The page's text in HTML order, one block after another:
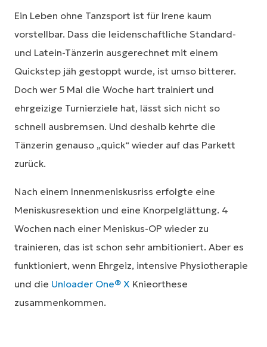
Ein Leben ohne Tanzsport ist für Irene kaum
vorstellbar. Dass die leidenschaftliche Standard-
und Latein-Tänzerin ausgerechnet mit einem
Quickstep jäh gestoppt wurde, ist umso bitterer.
Doch wer 5 Mal die Woche hart trainiert und
ehrgeizige Turnierziele hat, lässt sich nicht so
schnell ausbremsen. Und deshalb kehrte die
Tänzerin genauso „quick“ wieder auf das Parkett
zurück.
Nach einem Innenmeniskusriss erfolgte eine
Meniskusresektion und eine Knorpelglättung. 4
Wochen nach einer Meniskus-OP wieder zu
trainieren, das ist schon sehr ambitioniert. Aber es
funktioniert, wenn Ehrgeiz, intensive Physiotherapie
und die Unloader One® X Knieorthese
zusammenkommen.